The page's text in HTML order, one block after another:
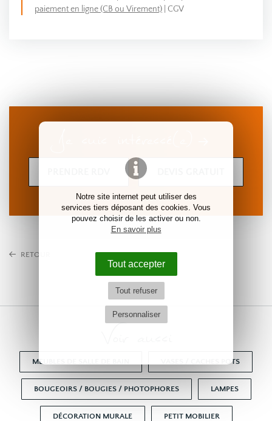
Notre site internet peut utiliser des
services tiers déposant des cookies. Vous
pouvez choisir de les activer ou non.
En savoir plus
Tout accepter
Tout refuser
Personnaliser
paiement en ligne (CB ou Virement) CGV
Je suis intéressé(e)
RETOUR
MEUBLES DE SALLE DE BAIN VASES / CACHES POTS
BOUGEOIRS / BOUGIES / PHOTOPHORES LAMPES
DÉCORATION MURALE PETIT MOBILIER